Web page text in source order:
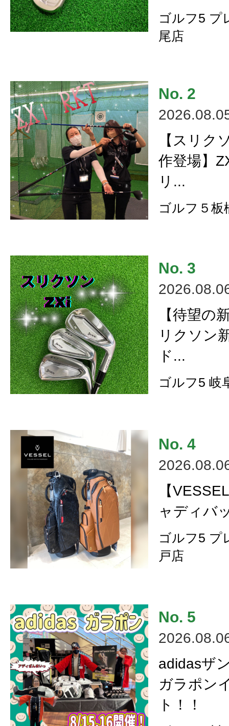
ゴルフ5 プ
尾店
【スリク
作登場】
リ...
ゴルフ５板
【待望の
リクソン
ド...
ゴルフ5 岐
【
ャディバ
ゴルフ5 プ
戸店
adidasザ
ガラポン
ト！！